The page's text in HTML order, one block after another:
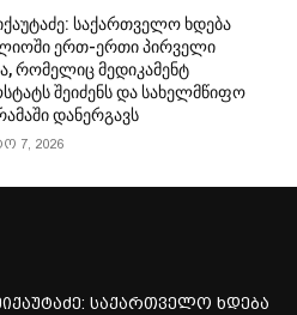
საქართველო ხდება
ერთ-ერთი პირველი
რომელიც მედიკამენტ
შეიძენს და სახელმწიფო
დანერგავს
7, 2026
საქართველო ხდება